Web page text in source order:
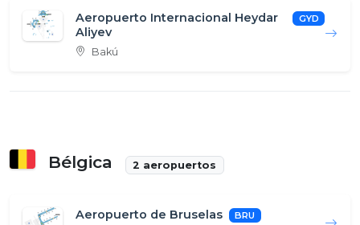
Aeropuerto Internacional Heydar
Aliyev
GYD
Bakú
Bélgica 2 aeropuertos
Aeropuerto de Bruselas BRU